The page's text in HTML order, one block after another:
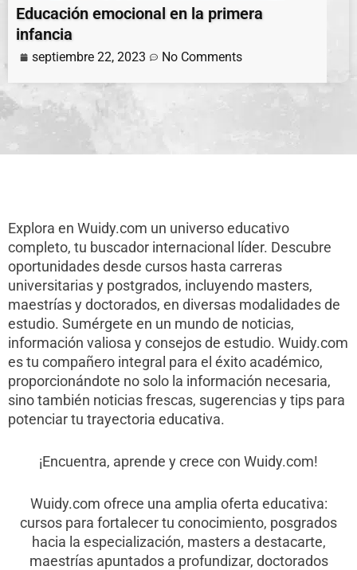
Educación emocional en la primera
infancia
septiembre 22, 2023 No Comments
Explora en Wuidy.com un universo educativo
completo, tu buscador internacional líder. Descubre
oportunidades desde cursos hasta carreras
universitarias y postgrados, incluyendo masters,
maestrías y doctorados, en diversas modalidades de
estudio. Sumérgete en un mundo de noticias,
información valiosa y consejos de estudio. Wuidy.com
es tu compañero integral para el éxito académico,
proporcionándote no solo la información necesaria,
sino también noticias frescas, sugerencias y tips para
potenciar tu trayectoria educativa.
¡Encuentra, aprende y crece con Wuidy.com!
Wuidy.com ofrece una amplia oferta educativa:
cursos para fortalecer tu conocimiento, posgrados
hacia la especialización, masters a destacarte,
maestrías apuntados a profundizar, doctorados